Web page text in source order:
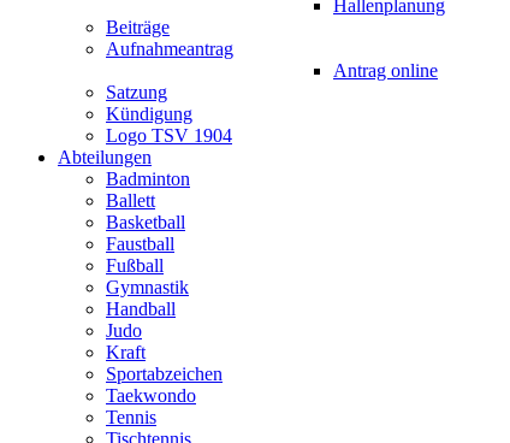
Hallenplanung
Beiträge
Aufnahmeantrag
Antrag online
Satzung
Kündigung
Logo TSV 1904
Abteilungen
Badminton
Ballett
Basketball
Faustball
Fußball
Gymnastik
Handball
Judo
Kraft
Sportabzeichen
Taekwondo
Tennis
Tischtennis